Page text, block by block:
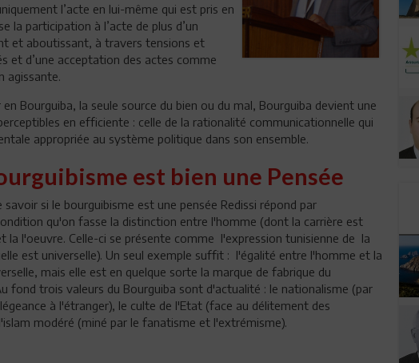
l’acte en lui-même qui est pris en
la participation à l’acte de plus d’un
et aboutissant, à travers tensions et
et d’une acceptation des actes comme
agissante.
Bourguiba, la seule source du bien ou du mal, Bourguiba devient une
en efficiente : celle de la rationalité communicationnelle qui
appropriée au système politique dans son ensemble.
est bien une Pensée
savoir si le bourguibisme est une pensée Redissi répond par
qu'on fasse la distinction entre l'homme (dont la carrière est
la l'oeuvre. Celle-ci se présente comme l'expression tunisienne de la
est universelle). Un seul exemple suffit : l'égalité entre l'homme et la
mais elle est en quelque sorte la marque de fabrique du
fond trois valeurs du Bourguiba sont d'actualité : le nationalisme (par
à l'étranger), le culte de l'Etat (face au délitement des
modéré (miné par le fanatisme et l'extrémisme).